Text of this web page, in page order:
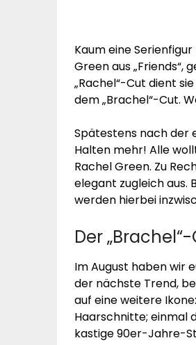
Kaum eine
Green aus „Friends“,
„Rachel“-Cut dient
dem „Brachel“-Cut.
Spätestens nach der
Halten mehr! Alle
Rachel Green. Zu
elegant zugleich aus.
werden hierbei
Der
Im August haben wir
der nächste Trend,
auf eine weitere
Haarschnitte; einmal
kastige 90er-Jahre-